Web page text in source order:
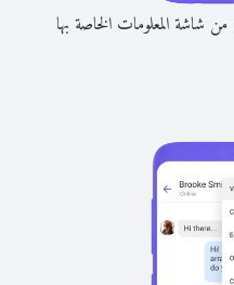
شاشة المعلومات الخاصة بها